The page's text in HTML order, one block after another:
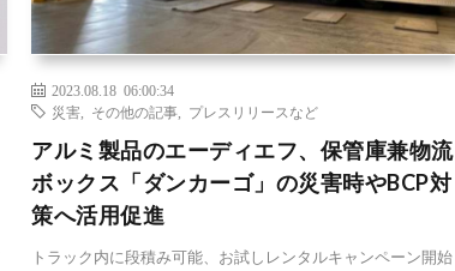
2023.08.18 06:00:34
災害
その他の記事 プレスリリースなど
アルミ製品のエーディエフ、保管庫兼物流
ボックス「ダンカーゴ」の災害時やBCP対
策へ活用促進
トラック内に段積み可能、お試しレンタルキャンペーン開始